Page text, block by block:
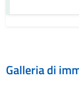
Galleria di